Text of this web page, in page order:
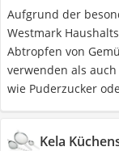
Aufgrund der
Westmark
Abtropfen von
verwenden als
wie Puderzucker
Kela